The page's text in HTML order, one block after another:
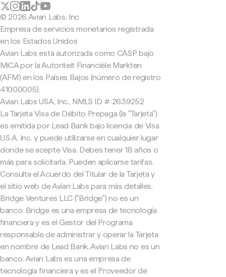
© 2026 Avian Labs, Inc
Empresa de servicios monetarios registrada
en los Estados Unidos
Avian Labs está autorizada como CASP bajo
MiCA por la Autoriteit Financiële Markten
(AFM) en los Países Bajos (número de registro
41000005).
Avian Labs USA, Inc., NMLS ID # 2639252
La Tarjeta Visa de Débito Prepaga (la "Tarjeta")
es emitida por Lead Bank bajo licencia de Visa
U.S.A. Inc. y puede utilizarse en cualquier lugar
donde se acepte Visa. Debes tener 18 años o
más para solicitarla. Pueden aplicarse tarifas.
Consulta el Acuerdo del Titular de la Tarjeta y
el sitio web de Avian Labs para más detalles.
Bridge Ventures LLC ("Bridge") no es un
banco. Bridge es una empresa de tecnología
financiera y es el Gestor del Programa
responsable de administrar y operar la Tarjeta
en nombre de Lead Bank. Avian Labs no es un
banco. Avian Labs es una empresa de
tecnología financiera y es el Proveedor de